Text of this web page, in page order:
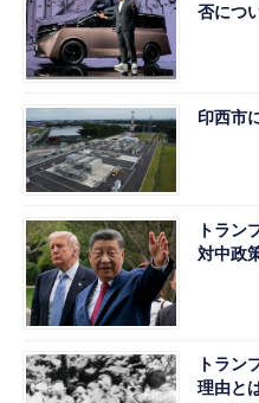
否につ
印西市
トラン
対中政
トラン
理由と